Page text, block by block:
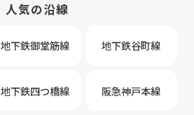
人気の沿線
地下鉄御堂筋線 地下鉄谷町線
地下鉄四つ橋線 阪急神戸本線